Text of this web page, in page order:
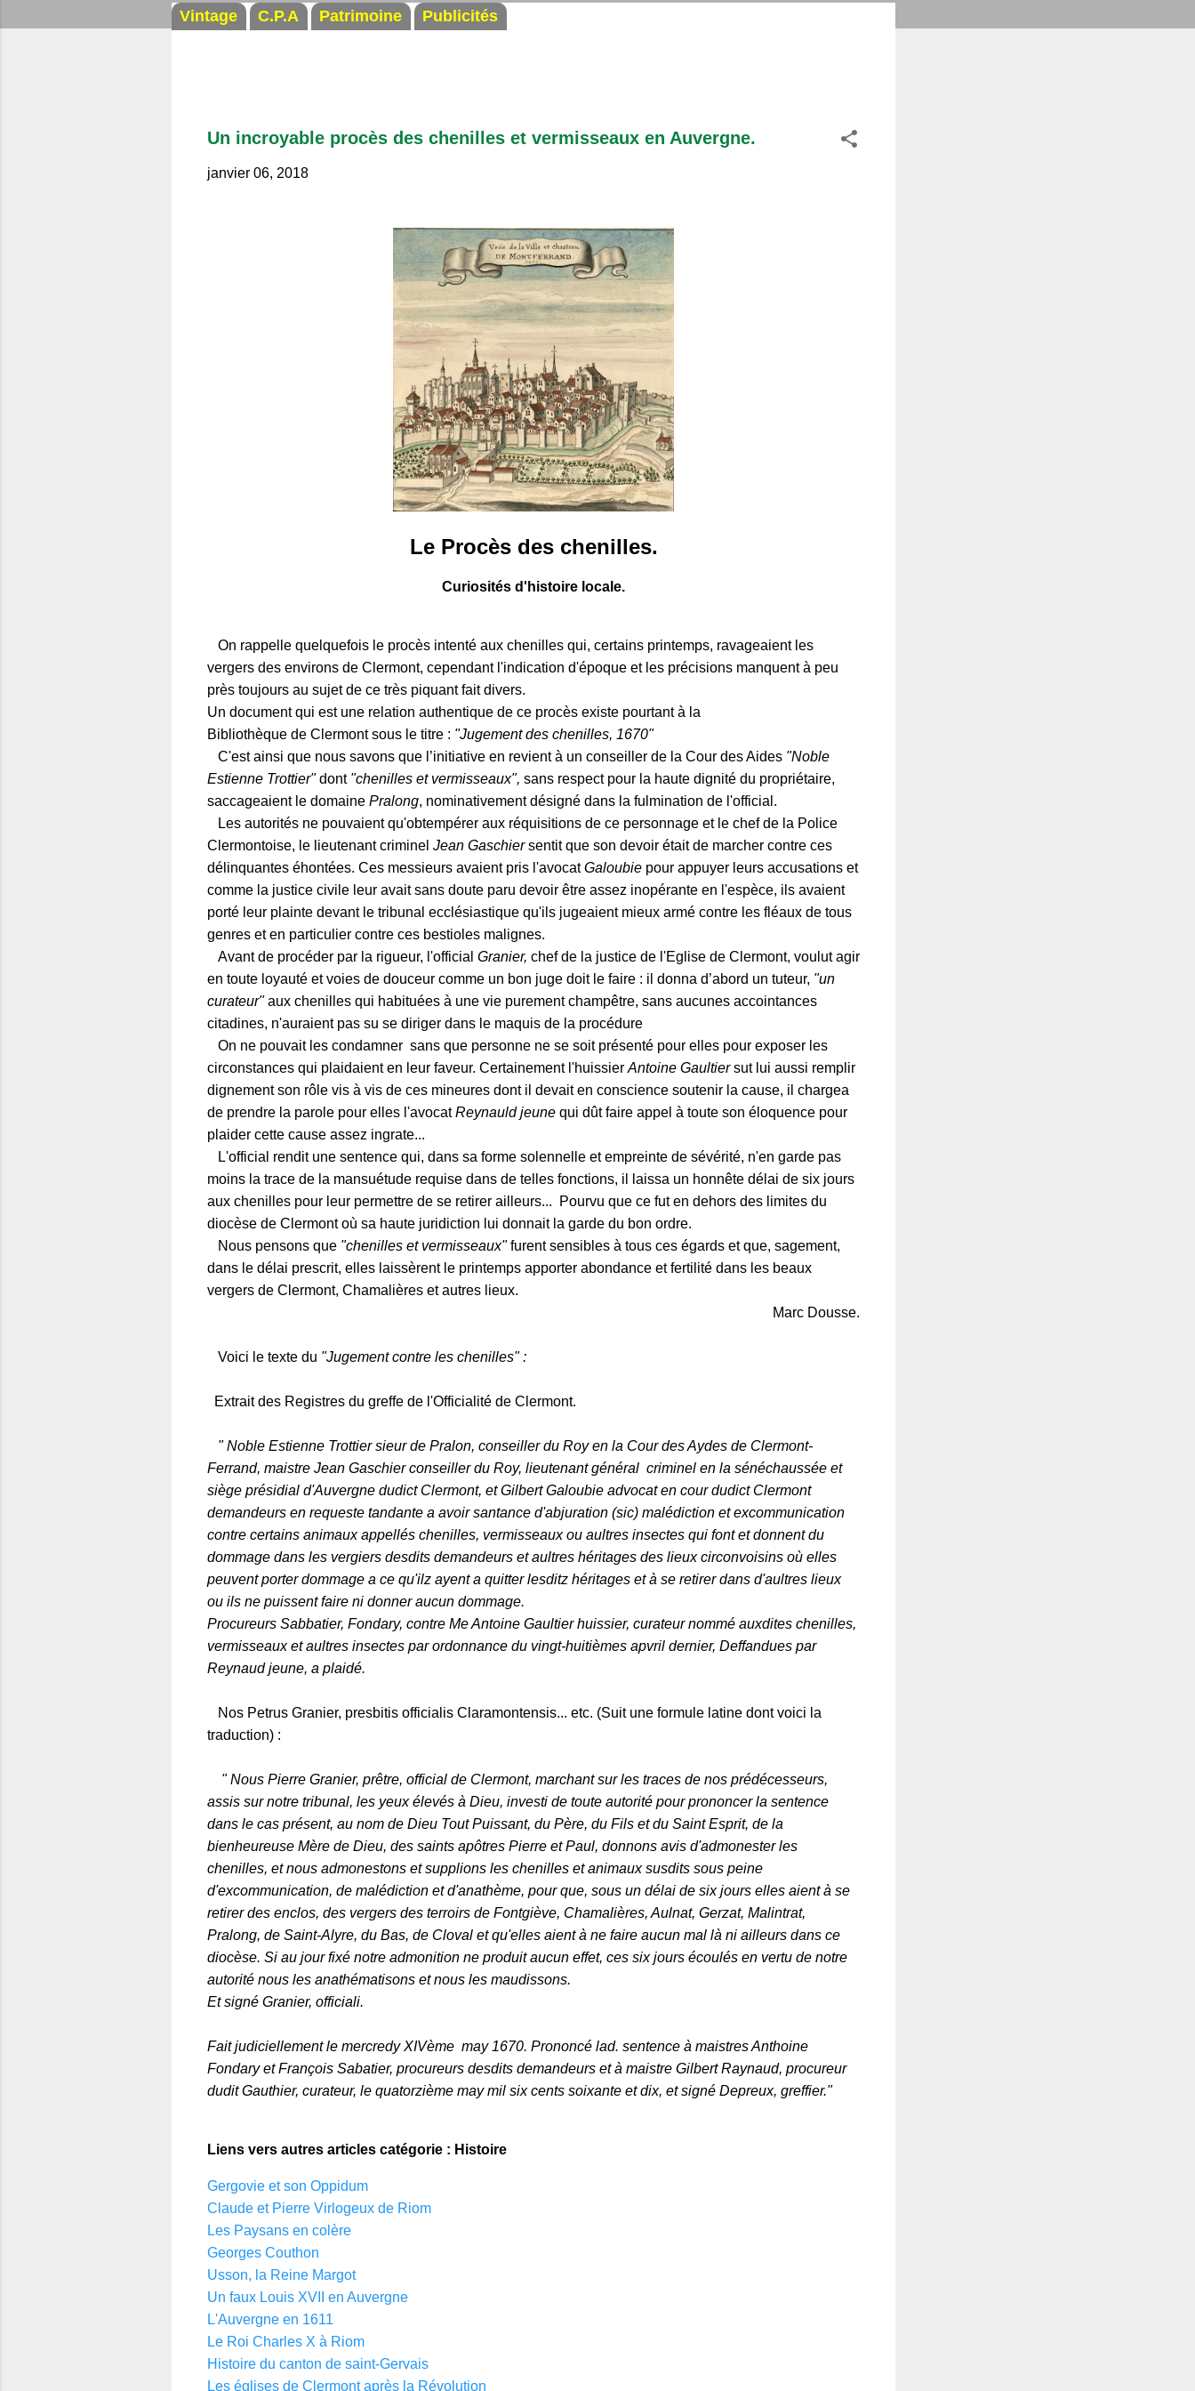
Vintage C.P.A Patrimoine Publicités
Un incroyable procès des chenilles et vermisseaux en Auvergne.
janvier 06, 2018
Le Procès des chenilles.
Curiosités d'histoire locale.
On rappelle quelquefois le procès intenté aux chenilles qui, certains printemps, ravageaient les
vergers des environs de Clermont, cependant l'indication d'époque et les précisions manquent à peu
près toujours au sujet de ce très piquant fait divers.
Un document qui est une relation authentique de ce procès existe pourtant à la
Bibliothèque de Clermont sous le titre : "Jugement des chenilles, 1670"
C'est ainsi que nous savons que l’initiative en revient à un conseiller de la Cour des Aides "Noble
Estienne Trottier"dont "chenilles et vermisseaux", sans respect pour la haute dignité du propriétaire,
saccageaient le domaine Pralong, nominativement désigné dans la fulmination de l'official.
Les autorités ne pouvaient qu'obtempérer aux réquisitions de ce personnage et le chef de la Police
Clermontoise, le lieutenant criminel Jean Gaschiersentit que son devoir était de marcher contre ces
délinquantes éhontées. Ces messieurs avaient pris l'avocatGaloubie pour appuyer leurs accusations et
comme la justice civile leur avait sans doute paru devoir être assez inopérante en l'espèce, ils avaient
porté leur plainte devant le tribunal ecclésiastique qu'ils jugeaient mieux armé contre les fléaux de tous
genres et en particulier contre ces bestioles malignes.
Avant de procéder par la rigueur, l'official Granier, chef de la justice de l'Eglise de Clermont, voulut agir
en toute loyauté et voies de douceur comme un bon juge doit le faire : il donna d’abord un tuteur, "un
curateur"aux chenilles qui habituées à une vie purement champêtre, sans aucunes accointances
citadines, n'auraient pas su se diriger dans le maquis de la procédure
On ne pouvait les condamner sans que personne ne se soit présenté pour elles pour exposer les
circonstances qui plaidaient en leur faveur. Certainement l'huissier Antoine Gaultiersut lui aussi remplir
dignement son rôle vis à vis de ces mineures dont il devait en conscience soutenir la cause, il chargea
de prendre la parole pour elles l'avocatReynauld jeune qui dût faire appel à toute son éloquence pour
plaider cette cause assez ingrate...
L'official rendit une sentence qui, dans sa forme solennelle et empreinte de sévérité, n'en garde pas
moins la trace de la mansuétude requise dans de telles fonctions, il laissa un honnête délai de six jours
aux chenilles pour leur permettre de se retirer ailleurs... Pourvu que ce fut en dehors des limites du
diocèse de Clermont où sa haute juridiction lui donnait la garde du bon ordre.
Nous pensons que "chenilles et vermisseaux"furent sensibles à tous ces égards et que, sagement,
dans le délai prescrit, elles laissèrent le printemps apporter abondance et fertilité dans les beaux
vergers de Clermont, Chamalières et autres lieux.
Marc Dousse.
Voici le texte du "Jugement contre les chenilles" :
Extrait des Registres du greffe de l'Officialité de Clermont.
" Noble Estienne Trottier sieur de Pralon, conseiller du Roy en la Cour des Aydes de Clermont-
Ferrand, maistre Jean Gaschier conseiller du Roy, lieutenant général criminel en la sénéchaussée et
siège présidial d'Auvergne dudict Clermont, et Gilbert Galoubie advocat en cour dudict Clermont
demandeurs en requeste tandante a avoir santance d'abjuration (sic) malédiction et excommunication
contre certains animaux appellés chenilles, vermisseaux ou aultres insectes qui font et donnent du
dommage dans les vergiers desdits demandeurs et aultres héritages des lieux circonvoisins où elles
peuvent porter dommage a ce qu'ilz ayent a quitter lesditz héritages et à se retirer dans d'aultres lieux
ou ils ne puissent faire ni donner aucun dommage.
Procureurs Sabbatier, Fondary, contre Me Antoine Gaultier huissier, curateur nommé auxdites chenilles,
vermisseaux et aultres insectes par ordonnance du vingt-huitièmes apvril dernier, Deffandues par
Reynaud jeune, a plaidé.
Nos Petrus Granier, presbitis officialis Claramontensis... etc. (Suit une formule latine dont voici la
traduction) :
" Nous Pierre Granier, prêtre, official de Clermont, marchant sur les traces de nos prédécesseurs,
assis sur notre tribunal, les yeux élevés à Dieu, investi de toute autorité pour prononcer la sentence
dans le cas présent, au nom de Dieu Tout Puissant, du Père, du Fils et du Saint Esprit, de la
bienheureuse Mère de Dieu, des saints apôtres Pierre et Paul, donnons avis d'admonester les
chenilles, et nous admonestons et supplions les chenilles et animaux susdits sous peine
d'excommunication, de malédiction et d'anathème, pour que, sous un délai de six jours elles aient à se
retirer des enclos, des vergers des terroirs de Fontgiève, Chamalières, Aulnat, Gerzat, Malintrat,
Pralong, de Saint-Alyre, du Bas, de Cloval et qu'elles aient à ne faire aucun mal là ni ailleurs dans ce
diocèse. Si au jour fixé notre admonition ne produit aucun effet, ces six jours écoulés en vertu de notre
autorité nous les anathématisons et nous les maudissons.
Et signé Granier, officiali.
Fait judiciellement le mercredy XIVème may 1670. Prononcé lad. sentence à maistres Anthoine
Fondary et François Sabatier, procureurs desdits demandeurs et à maistre Gilbert Raynaud, procureur
dudit Gauthier, curateur, le quatorzième may mil six cents soixante et dix, et signé Depreux, greffier."
Liens vers autres articles catégorie : Histoire
Gergovie et son Oppidum
Claude et Pierre Virlogeux de Riom
Les Paysans en colère
Georges Couthon
Usson, la Reine Margot
Un faux Louis XVII en Auvergne
L'Auvergne en 1611
Le Roi Charles X à Riom
Histoire du canton de saint-Gervais
Les églises de Clermont après la Révolution